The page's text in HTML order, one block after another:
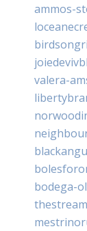
ammos-
valera-
bodega-